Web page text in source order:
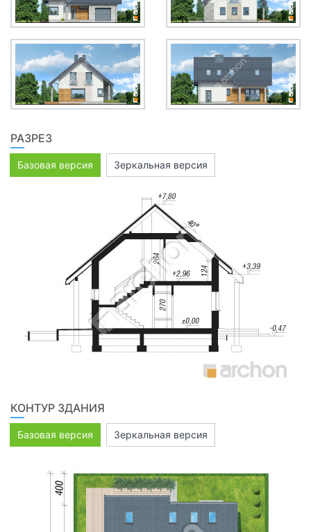
РАЗРЕЗ
Базовая версия Зеркальная версия
КОНТУР ЗДАНИЯ
Базовая версия Зеркальная версия